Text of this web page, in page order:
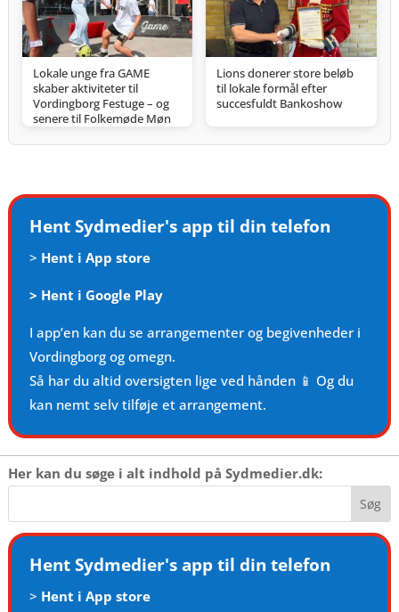
Lokale unge fra GAME
skaber aktiviteter til
Vordingborg Festuge – og
senere til Folkemøde Møn
Lions donerer store beløb
til lokale formål efter
succesfuldt Bankoshow
Hent Sydmedier's app til din telefon
> Hent i App store
> Hent i Google Play
I app’en kan du se arrangementer og begivenheder i
Vordingborg og omegn.
Så har du altid oversigten lige ved hånden 📱 Og du
kan nemt selv tilføje et arrangement.
Her kan du søge i alt indhold på Sydmedier.dk:
Hent Sydmedier's app til din telefon
> Hent i App store